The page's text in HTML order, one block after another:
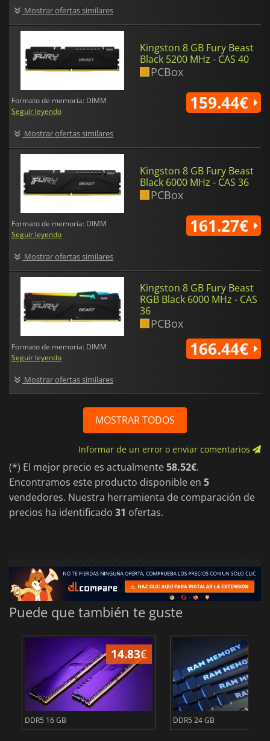
Mostrar ofertas similares
Kingston 8 GB Fury Beast
Black 5200 MHz - CAS 40
PCBox
Formato de memoria: DIMM
Seguir leyendo
Mostrar ofertas similares
159.44€
Kingston 8 GB Fury Beast
Black 6000 MHz - CAS 36
PCBox
Formato de memoria: DIMM
Seguir leyendo
Mostrar ofertas similares
161.27€
Kingston 8 GB Fury Beast
RGB Black 6000 MHz - CAS
36
PCBox
Formato de memoria: DIMM
Seguir leyendo
Mostrar ofertas similares
166.44€
MOSTRAR TODOS
Informar de un error o enviar comentarios
(*) El mejor precio es actualmente58.52€.
Encontramos este producto disponible en 5
vendedores. Nuestra herramienta de comparación de
precios ha identificado 31 ofertas.
Puede que también te guste
14.83€
DDR5 16 GB DDR5 24 GB